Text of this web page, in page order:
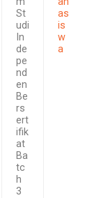
St
udi
In
de
pe
nd
en
Be
rs
ert
ifik
at
Ba
tc
h
3
as
is
w
a